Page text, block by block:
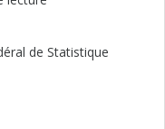
de Statistique